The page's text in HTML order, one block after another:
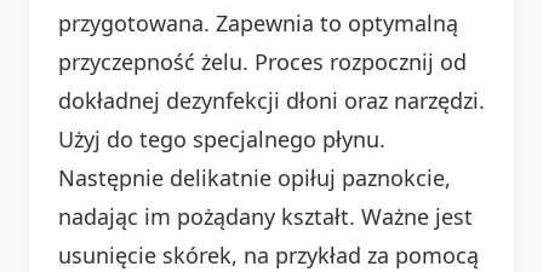
przygotowana. Zapewnia to optymalną
przyczepność żelu. Proces rozpocznij od
dokładnej dezynfekcji dłoni oraz narzędzi.
Użyj do tego specjalnego płynu.
Następnie delikatnie opiłuj paznokcie,
nadając im pożądany kształt. Ważne jest
usunięcie skórek, na przykład za pomocą